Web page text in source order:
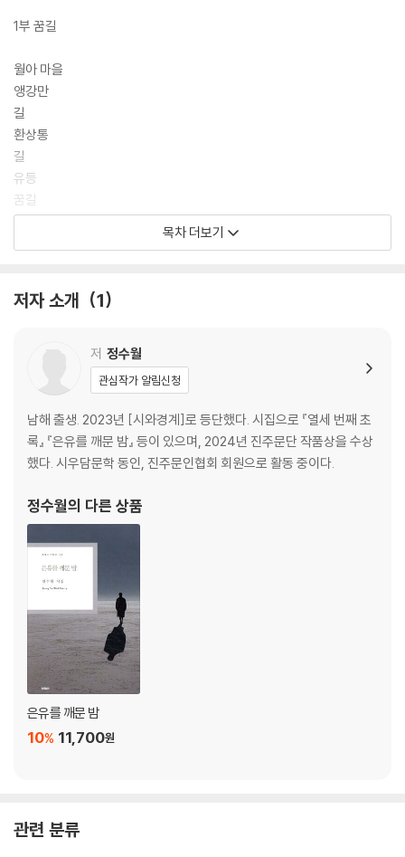
1부 꿈길
월아 마을
앵강만
길
환상통
길
유등
꿈길
넝쿨
이명
2부 초록 여행
꿈길
초록 여행
덩굴장미
흑백사진
목련
동백꽃
자치기
로드킬
몽환
목차 더보기
저자 소개 1
저 정수월
관심작가 알림신청
남해 출생. 2023년 [시와경계]로 등단했다. 시집으로 『열세 번째 초
록』 『은유를 깨문 밤』 등이 있으며, 2024년 진주문단 작품상을 수상
했다. 시우담문학 동인, 진주문인협회 회원으로 활동 중이다.
정수월의 다른 상품
은유를 깨문 밤
11,700원
10%
관련 분류